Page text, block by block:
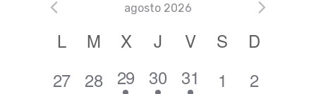
agosto 2026
CL M X J V S
D
0
27 0
28
1
29
2
30
2
31
0
1
0
2